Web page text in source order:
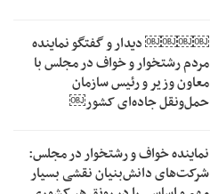
￼￼￼￼‏ دیدار و گفتگو نماینده
مردم رشتخوار و خواف در مجلس با
معاون وزیر و رئیس سازمان
حمل‌ونقل جاده‌ای کشور￼
نماینده خواف و رشتخوار در مجلس:
شرکت‌های دانش‌بنیان نقشی بسیار